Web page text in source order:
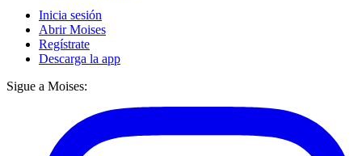
Inicia sesión
Abrir Moises
Regístrate
Descarga la app
Sigue a Moises: